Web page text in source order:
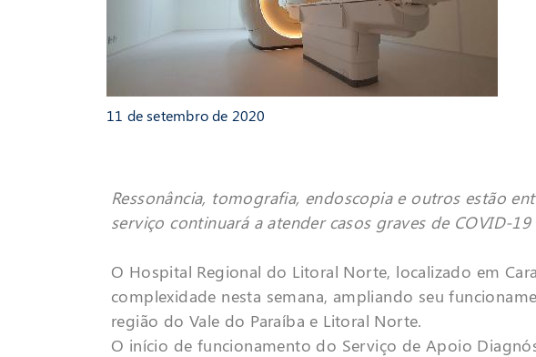
11 de setembro de 2020
Ressonância, tomografia, endoscopia e outros estão
serviço continuará a atender casos graves de COVID-19
O Hospital Regional do Litoral Norte, localizado em
complexidade nesta semana, ampliando seu
região do Vale do Paraíba e Litoral Norte.
O início de funcionamento do Serviço de Apoio